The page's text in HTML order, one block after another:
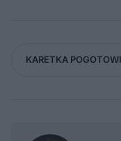
KARETKA